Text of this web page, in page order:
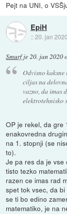
Pejt na UNI, o
EpiH
::20. jan
Smurfje 20. jan 2020
Odvisno
ciljas na
vazno, da imas
elektrotehnisko
OP je rekel, da gre
enakovredna
na 1. stopnji (se
to).
Je pa res da je vse
tisto tezko
razen ce imas rad
spet tok vsec, da
se ti bo edino
matematiko, je na